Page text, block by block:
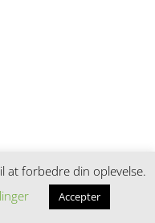
at forbedre din oplevelse.
Accepter